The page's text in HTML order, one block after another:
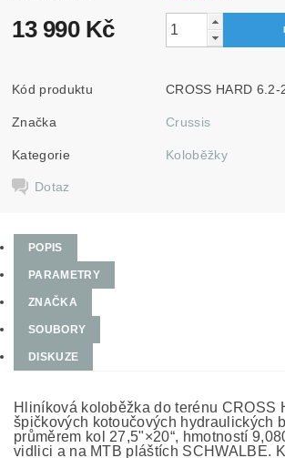
13 990 Kč
Kód produktu CROSS HARD 6.2-
Značka Crussis
Kategorie Koloběžky
Dotaz
POPIS
PARAMETRY
ZNAČKA
SOUBORY
DISKUZE
Hliníková koloběžka do terénu CROSS
špičkových kotoučových hydraulických
průměrem kol 27,5"×20“, hmotností
vidlici a na MTB pláštích SCHWALBE.